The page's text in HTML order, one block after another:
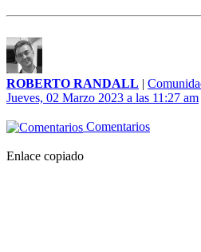
ROBERTO RANDALL |
Jueves, 02 Marzo 2023 a las 11:27 am
Comentarios
Enlace copiado